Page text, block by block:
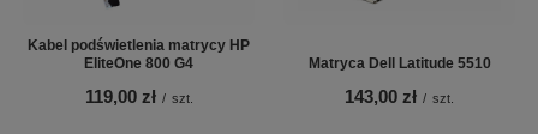
Kabel podświetlenia matrycy HP
EliteOne 800 G4
119,00 zł / szt.
Matryca Dell Latitude 5510
143,00 zł / szt.